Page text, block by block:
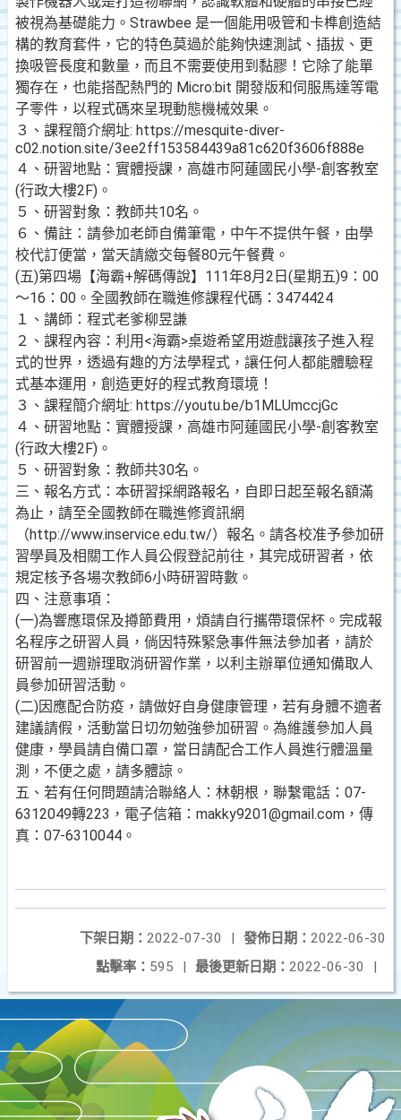
被視為基礎能力。Strawbee 是一個能用吸管和卡榫創造結
構的教育套件，它的特色莫過於能夠快速測試、插拔、更
換吸管長度和數量，而且不需要使用到黏膠！它除了能單
獨存在，也能搭配熱門的 Micro:bit 開發版和伺服馬達等電
子零件，以程式碼來呈現動態機械效果。
３、課程簡介網址: https://mesquite-diver-
c02.notion.site/3ee2ff153584439a81c620f3606f888e
４、研習地點：實體授課，高雄市阿蓮國民小學-創客教室
(行政大樓2F)。
５、研習對象：教師共10名。
６、備註：請參加老師自備筆電，中午不提供午餐，由學
校代訂便當，當天請繳交每餐80元午餐費。
(五)第四場【海霸+解碼傳說】111年8月2日(星期五)9：00
～16：00。全國教師在職進修課程代碼：3474424
１、講師：程式老爹柳昱謙
２、課程內容：利用<海霸>桌遊希望用遊戲讓孩子進入程
式的世界，透過有趣的方法學程式，讓任何人都能體驗程
式基本運用，創造更好的程式教育環境！
３、課程簡介網址: https://youtu.be/b1MLUmccjGc
４、研習地點：實體授課，高雄市阿蓮國民小學-創客教室
(行政大樓2F)。
５、研習對象：教師共30名。
三、報名方式：本研習採網路報名，自即日起至報名額滿
為止，請至全國教師在職進修資訊網
（http://www.inservice.edu.tw/）報名。請各校准予參加研
習學員及相關工作人員公假登記前往，其完成研習者，依
規定核予各場次教師6小時研習時數。
四、注意事項：
(一)為響應環保及撙節費用，煩請自行攜帶環保杯。完成報
名程序之研習人員，倘因特殊緊急事件無法參加者，請於
研習前一週辦理取消研習作業，以利主辦單位通知備取人
員參加研習活動。
(二)因應配合防疫，請做好自身健康管理，若有身體不適者
建議請假，活動當日切勿勉強參加研習。為維護參加人員
健康，學員請自備口罩，當日請配合工作人員進行體溫量
測，不便之處，請多體諒。
五、若有任何問題請洽聯絡人：林朝根，聯繫電話：07-
6312049轉223，電子信箱：makky9201@gmail.com，傳
真：07-6310044。
發佈日期： 2022-06-30
下架日期： 2022-07-30
|
最後更新日期： 2022-06-30 |
點擊率： 595 |